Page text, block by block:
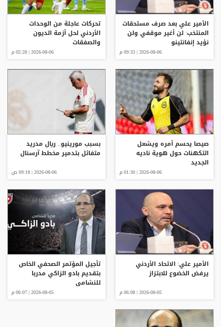
الأمير علي بعد صرف مستحقات
المنتخب: لن أغير موقفي ولن
نؤيد إنفانتينو
2026-08-06 | 09:33 م
تحركات عاجلة من الوحدات
الأردني لحل أزمة الديون
والصفقات
2026-08-06 | 02:28 م
صيصا يحسم أمره ويشعل
التكهنات حول هوية ناديه
الجديد
2026-08-06 | 01:30 م
بسبب مورينيو.. ريال مدريد
متفائل بتدمير مخطط آرسنال
2026-08-06 | 09:18 ص
الأمير علي: الاتحاد الأردني
يرفض الخضوع للابتزاز
2026-08-05 | 06:08 م
تأجيل المؤتمر الصحفي الخاص
بتقديم بادو الزاكي مدربا
للنشامى
2026-08-05 | 06:07 م